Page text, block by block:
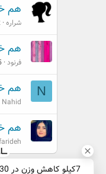
هم
شراره
هم
فرنود
N هم
Nahid
هم